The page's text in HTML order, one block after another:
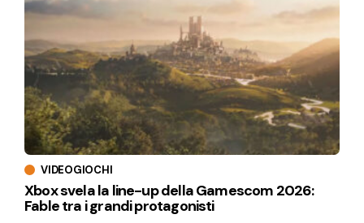
VIDEOGIOCHI
Xbox svela la line-up della Gamescom 2026:
Fable tra i grandi protagonisti